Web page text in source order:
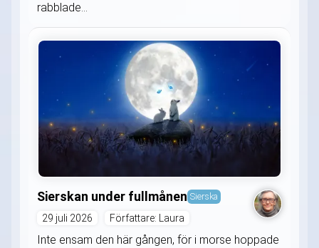
rabblade...
Sierskan under fullmånen Sierska
29 juli 2026 Författare: Laura
Inte ensam den här gången, för i morse hoppade